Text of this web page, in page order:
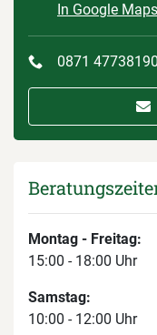
In Google
0871 47738190
Montag - Freitag:
15:00 - 18:00 Uhr
Samstag:
10:00 - 12:00 Uhr